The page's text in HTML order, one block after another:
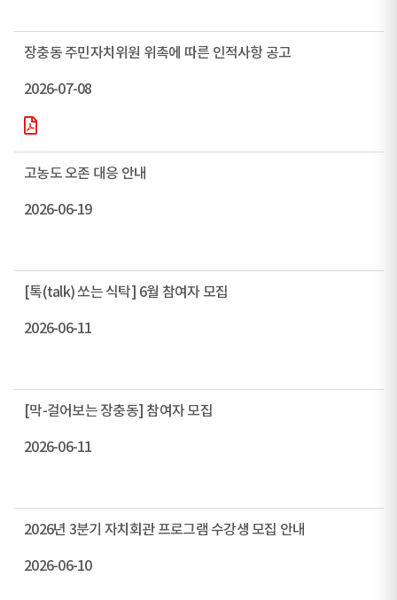
장충동 주민자치위원 위촉에 따른 인적사항 공고
2026-07-08
고농도 오존 대응 안내
2026-06-19
[톡(talk) 쏘는 식탁] 6월 참여자 모집
2026-06-11
[막-걸어보는 장충동] 참여자 모집
2026-06-11
2026년 3분기 자치회관 프로그램 수강생 모집 안내
2026-06-10